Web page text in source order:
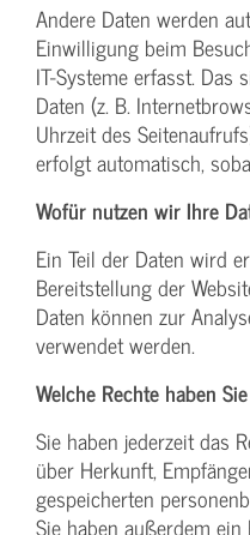
Andere Daten werden
Einwilligung beim
IT-Systeme erfasst.
Daten (z. B.
Uhrzeit des
erfolgt automatisch,
Wofür nutzen wir Ihre
Ein Teil der Daten wird
Bereitstellung der
Daten können zur
verwendet werden.
Welche Rechte haben
Sie haben jederzeit das
über Herkunft,
gespeicherten
Sie haben außerdem